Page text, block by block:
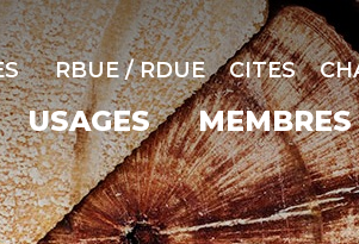
RBUE / RDUE CITES
USAGES MEMBRES